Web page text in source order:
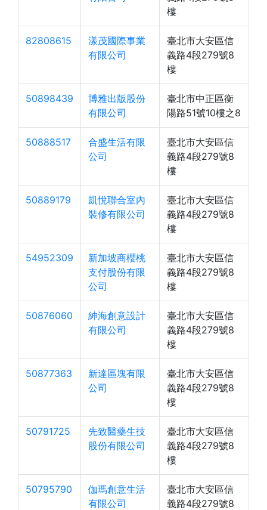
樓
82808615
漾茂國際事業
有限公司
臺北市大安區信
義路4段279號8
樓
50898439
博雅出版股份
有限公司
臺北市中正區衡
陽路51號10樓之8
50888517
合盛生活有限
公司
臺北市大安區信
義路4段279號8
樓
50889179
凱悅聯合室內
裝修有限公司
臺北市大安區信
義路4段279號8
樓
54952309
新加坡商櫻桃
支付股份有限
公司
臺北市大安區信
義路4段279號8
樓
50876060
紳海創意設計
有限公司
臺北市大安區信
義路4段279號8
樓
50877363
新達區塊有限
公司
臺北市大安區信
義路4段279號8
樓
50791725
先致醫藥生技
股份有限公司
臺北市大安區信
義路4段279號8
樓
50795790
伽瑪創意生活
有限公司
臺北市大安區信
義路4段279號8